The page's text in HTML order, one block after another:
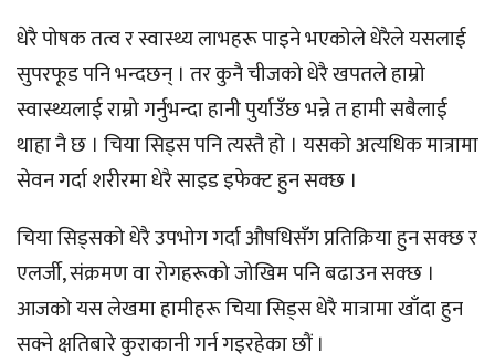
धेरै पोषक तत्व र स्वास्थ्य लाभहरू पाइने भएकोले धेरैले यसलाई
सुपरफूड पनि भन्दछन् । तर कुनै चीजको धेरै खपतले हाम्रो
स्वास्थ्यलाई राम्रो गर्नुभन्दा हानी पुर्याउँछ भन्ने त हामी सबैलाई
थाहा नै छ । चिया सिड्स पनि त्यस्तै हो । यसको अत्यधिक मात्रामा
सेवन गर्दा शरीरमा धेरै साइड इफेक्ट हुन सक्छ ।
चिया सिड्सको धेरै उपभोग गर्दा औषधिसँग प्रतिक्रिया हुन सक्छ र
एलर्जी, संक्रमण वा रोगहरूको जोखिम पनि बढाउन सक्छ ।
आजको यस लेखमा हामीहरू चिया सिड्स धेरै मात्रामा खाँदा हुन
सक्ने क्षतिबारे कुराकानी गर्न गइरहेका छौं ।